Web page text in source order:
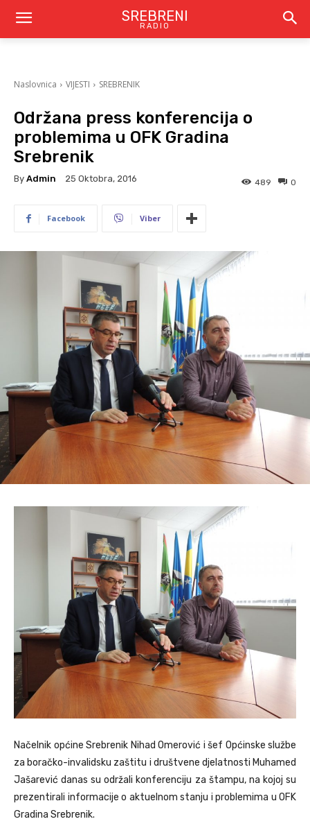
SREBRENI
RADIO
Naslovnica VIJESTI SREBRENIK
Održana press konferencija o
problemima u OFK Gradina
Srebrenik
By Admin 25 Oktobra, 2016 0
489
Facebook Viber
Načelnik općine Srebrenik Nihad Omerović i šef Općinske službe
za boračko-invalidsku zaštitu i društvene djelatnosti Muhamed
Jašarević danas su održali konferenciju za štampu, na kojoj su
prezentirali informacije o aktuelnom stanju i problemima u OFK
Gradina Srebrenik.